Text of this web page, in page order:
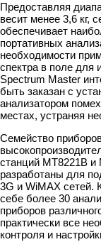
Предоставляя
весит менее 3,6 кг,
обеспечивает
портативных
необходимости
спектра в поле для
Spectrum Master
быть заказан с
анализатором
местах, устраняя
Семейство
станций MT8221B
разработаны для
3G и WiMAX сетей.
себе более 30
приборов
практически все
контроля и